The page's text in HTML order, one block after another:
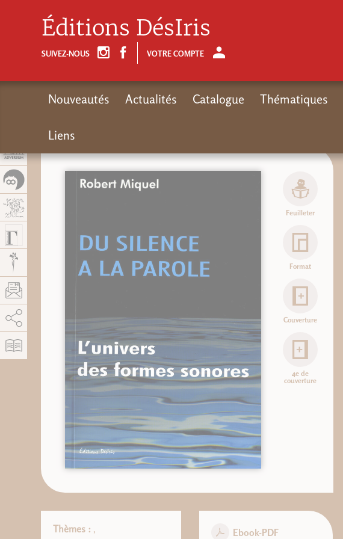
Feuilleter
Format
Couverture
4e de
couverture
Thèmes : , Ebook-PDF
Éditions DésIris
SUIVEZ-NOUS VOTRE COMPTE
Nouveautés Actualités Catalogue Thématiques
Liens